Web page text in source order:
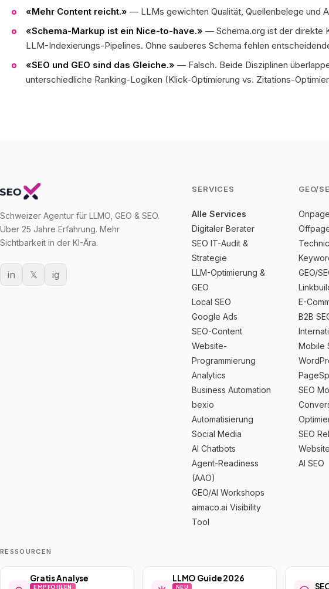
«Mehr Content reicht.» — LLMs gewichten Qualität, Quellenbelege und
«Schema-Markup ist ein Nice-to-have.» — Schema.org ist der direkte
LLM-Indexierungs-Pipelines. Ohne sauberes Schema fehlen
«SEO und GEO sind das Gleiche.» — Falsch. Beide Disziplinen
unterschiedliche Ranking-Logiken (Klick-Optimierung vs. Zitations-
Schweizer Agentur für LLMO, GEO & SEO.
Über 25 Jahre Erfahrung. Mehr
Sichtbarkeit in der KI-Ära.
in 𝕏 ig
SERVICES
Alle Services
Digitaler Berater
SEO IT-Audit &
Strategie
LLM-Optimierung &
GEO
Local SEO
Google Ads
SEO-Content
Website-
Programmierung
Analytics
Business Automation
bexio
Automatisierung
Social Media
AI Chatbots
Agent-Readiness
(AAO)
GEO/AI Workshops
aimaco.ai Visibility
Tool
GEO/
GEO/
E-
B2B
Mobile
SEO
SEO
AI SEO
RESSOURCEN
Gratis Analyse
EMPFOHLEN
LLMO Guide 2026
NEU